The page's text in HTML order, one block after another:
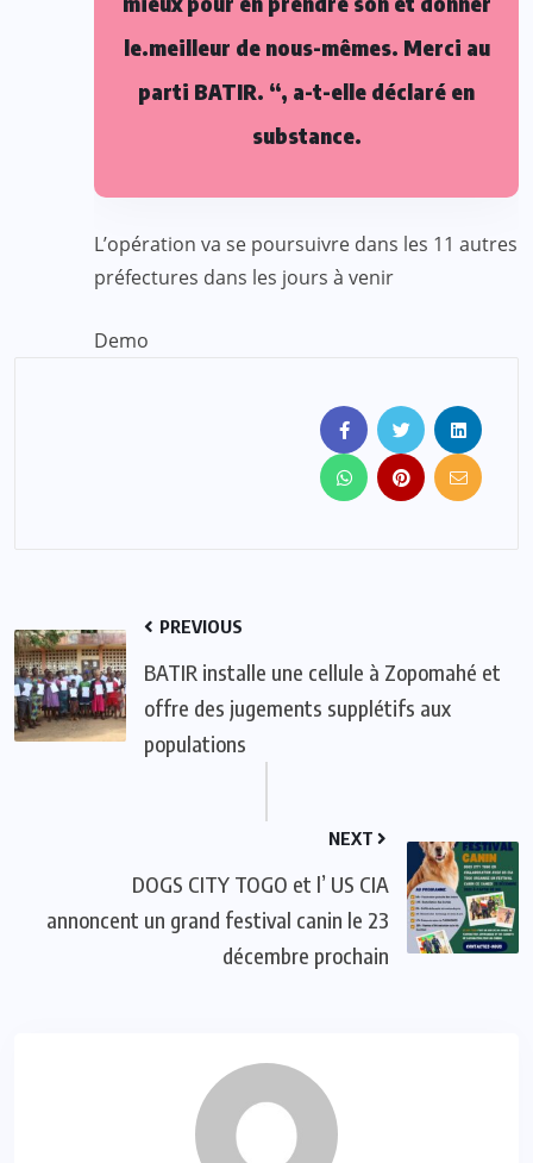
le.meilleur de nous-mêmes. Merci au
parti BATIR. “, a-t-elle déclaré en
substance.
L’opération va se poursuivre dans les 11 autres
préfectures dans les jours à venir
Demo
PREVIOUS
BATIR installe une cellule à Zopomahé et
offre des jugements supplétifs aux
populations
NEXT
DOGS CITY TOGO et l’ US CIA
annoncent un grand festival canin le 23
décembre prochain